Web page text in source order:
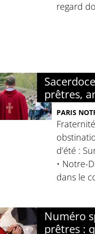
regard
prêtres,
PARIS
d’été :
• Notre-
dans le
Numéro
prêtres :